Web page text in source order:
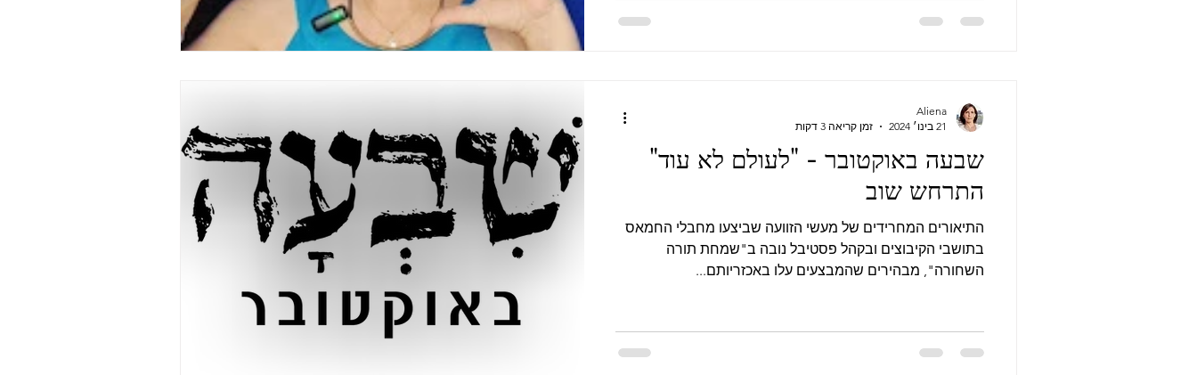
שבעה באוקטובר - "לעולם לא עוד"
התרחש שוב
התיאורים המחרידים של מעשי הזוועה שביצעו מחבלי החמאס
בתושבי הקיבוצים ובקהל פסטיבל נובה ב"שמחת תורה
השחורה", מבהירים שהמבצעים עלו באכזריותם...
Aliena
21 בינו׳ 2024
זמן קריאה 3 דקות